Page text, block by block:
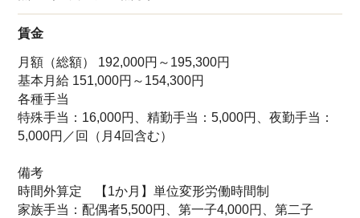
賃金
月額（総額） 192,000円～195,300円
基本月給 151,000円～154,300円
各種手当
特殊手当：16,000円、精勤手当：5,000円、夜勤手当：
5,000円／回（月4回含む）
備考
時間外算定 【1か月】単位変形労働時間制
家族手当：配偶者5,500円、第一子4,000円、第二子